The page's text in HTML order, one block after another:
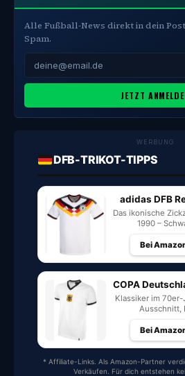
Alle Fußball-News direkt in dein
Spam.
JETZT
WERBUNG
DFB-TRIKOT-TIPPS
adidas DFB
Das ikonische
1990 –
Bei
COPA
Klassiker im
Ausschnitt,
Bei
* Affiliate-Links. Als Amazon-Partner
Verkäufen. Für dich entstehen